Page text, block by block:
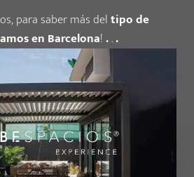
para saber más deltipo de
en Barcelona!...